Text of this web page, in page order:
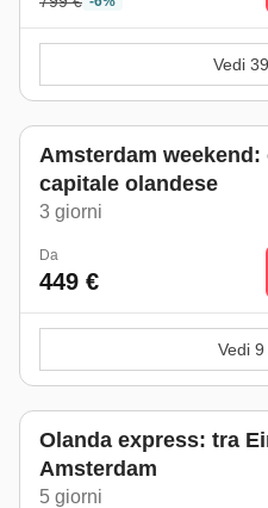
Vedi
Amsterdam
capitale olandese
3 giorni
Da
449 €
Vedi
Olanda express: tra
Amsterdam
5 giorni